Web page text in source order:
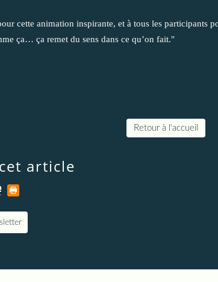
cette animation inspirante, et à tous les participants
ça… ça remet du sens dans ce qu’on fait."
Retour à l'accueil
article